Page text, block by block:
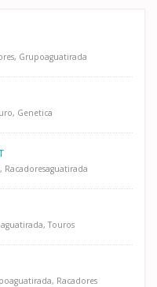
Grupoaguatirada
Genetica
Racadoresaguatirada
Touros
Racadores